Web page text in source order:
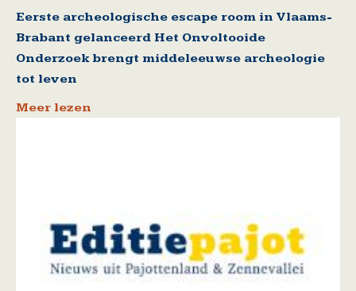
Eerste archeologische escape room in Vlaams-
Brabant gelanceerd Het Onvoltooide
Onderzoek brengt middeleeuwse archeologie
tot leven
Meer lezen